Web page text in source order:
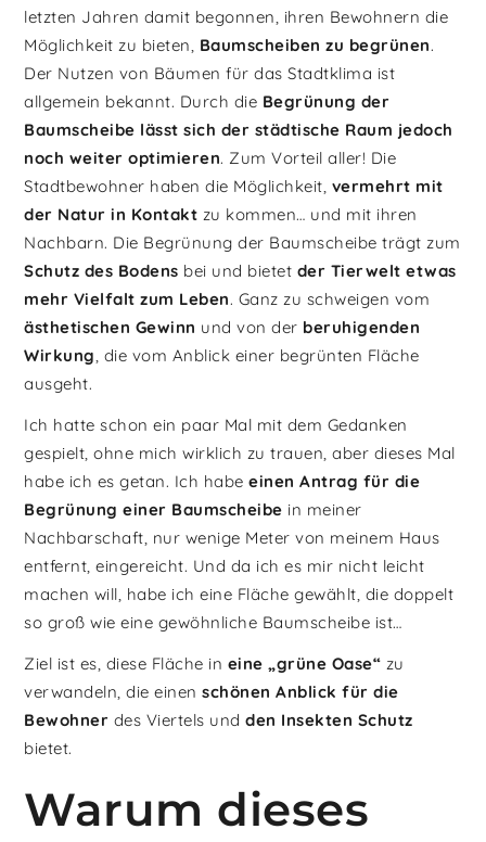
letzten Jahren damit begonnen, ihren Bewohnern die
Möglichkeit zu bieten, Baumscheiben zu begrünen.
Der Nutzen von Bäumen für das Stadtklima ist
allgemein bekannt. Durch die Begrünung der
Baumscheibe lässt sich der städtische Raum jedoch
noch weiter optimieren. Zum Vorteil aller! Die
Stadtbewohner haben die Möglichkeit, vermehrt mit
der Natur in Kontakt zu kommen… und mit ihren
Nachbarn. Die Begrünung der Baumscheibe trägt zum
Schutz des Bodens bei und bietet der Tierwelt etwas
mehr Vielfalt zum Leben. Ganz zu schweigen vom
ästhetischen Gewinn und von der beruhigenden
Wirkung , die vom Anblick einer begrünten Fläche
ausgeht.
Ich hatte schon ein paar Mal mit dem Gedanken
gespielt, ohne mich wirklich zu trauen, aber dieses Mal
habe ich es getan. Ich habe einen Antrag für die
Begrünung einer Baumscheibe in meiner
Nachbarschaft, nur wenige Meter von meinem Haus
entfernt, eingereicht. Und da ich es mir nicht leicht
machen will, habe ich eine Fläche gewählt, die doppelt
so groß wie eine gewöhnliche Baumscheibe ist…
Ziel ist es, diese Fläche in eine „grüne Oase“ zu
verwandeln, die einenschönen Anblick für die
Bewohner des Viertels undden Insekten Schutz
bietet.
Warum dieses